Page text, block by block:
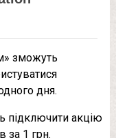
зможуть
дня.
підключити акцію
за 1 грн.